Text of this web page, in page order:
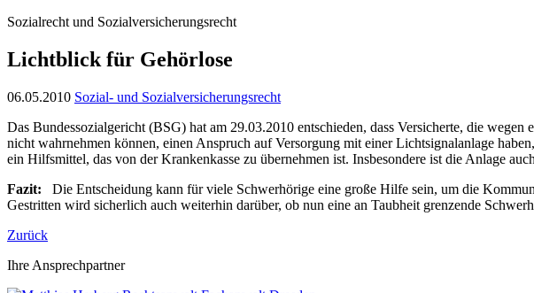
Sozialrecht und Sozialversicherungsrecht
Lichtblick für Gehörlose
06.05.2010 Sozial- und Sozialversicherungsrecht
Das Bundessozialgericht (BSG) hat am 29.03.2010 entschieden, dass Versicherte, die
nicht wahrnehmen können, einen Anspruch auf Versorgung mit einer Lichtsignalanlage
ein Hilfsmittel, das von der Krankenkasse zu übernehmen ist. Insbesondere ist die Anlage
Fazit: Die Entscheidung kann für viele Schwerhörige eine große Hilfe sein, um die
Gestritten wird sicherlich auch weiterhin darüber, ob nun eine an Taubheit grenzende
Zurück
Ihre Ansprechpartner